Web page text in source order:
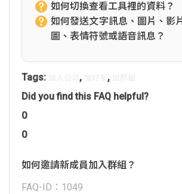
如何切換查看工具裡的資料？
如何發送文字訊息、圖片、影
圖、表情符號或語音訊息？
Tags: , ,
Did you find this FAQ helpful?
0
0
如何邀請新成員加入群組？
FAQ-ID：1049